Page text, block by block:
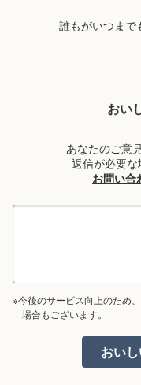
誰もがいつまで
おい
あなたのご意
返信が必要
お問い合
※今後のサービス向上のため
場合もございます。